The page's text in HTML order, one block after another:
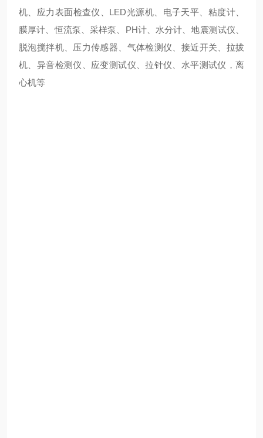
机、应力表面检查仪、LED光源机、电子天平、粘度计、
膜厚计、恒流泵、采样泵、PH计、水分计、地震测试仪、
脱泡搅拌机、压力传感器、气体检测仪、接近开关、拉拔
机、异音检测仪、应变测试仪、拉针仪、水平测试仪，离
心机等